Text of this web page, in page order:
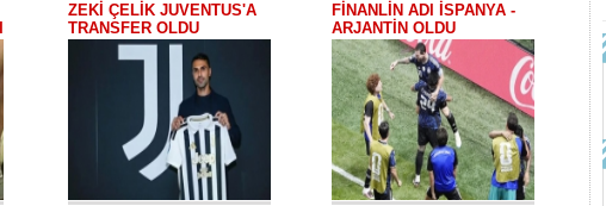
ZEKİ ÇELİK JUVENTUS'A
TRANSFER OLDU
FİNANLİN ADI İSPANYA -
ARJANTİN OLDU